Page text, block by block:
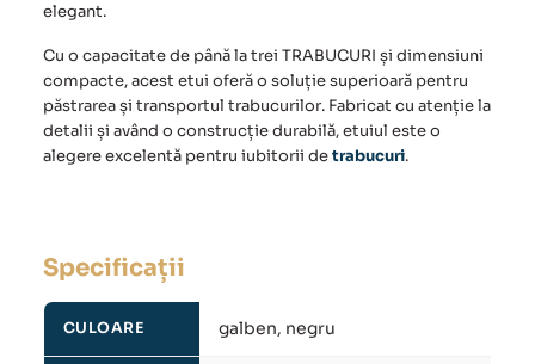
elegant.
Cu o capacitate de până la trei TRABUCURI și dimensiuni
compacte, acest etui oferă o soluție superioară pentru
păstrarea și transportul trabucurilor. Fabricat cu atenție la
detalii și având o construcție durabilă,etuiul este o
alegere excelentă pentru iubitorii detrabucuri.
Specificații
CULOARE galben, negru